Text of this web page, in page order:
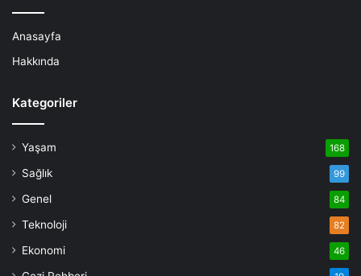
Anasayfa
Hakkında
Kategoriler
Yaşam 168
Sağlık 99
Genel 84
Teknoloji 82
Ekonomi 46